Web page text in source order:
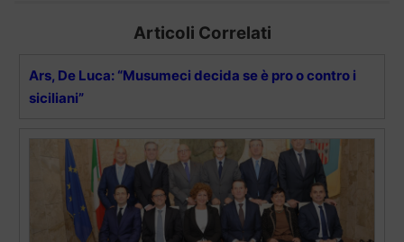
Articoli Correlati
Ars, De Luca: “Musumeci decida se è pro o contro i
siciliani”